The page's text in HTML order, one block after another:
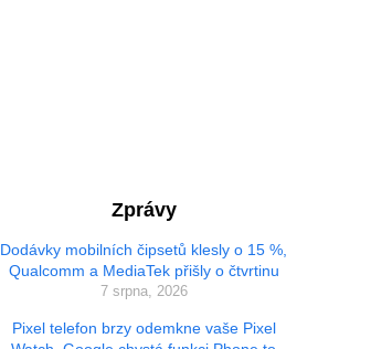
Zprávy
Dodávky mobilních čipsetů klesly o 15 %,
Qualcomm a MediaTek přišly o čtvrtinu
7 srpna, 2026
Pixel telefon brzy odemkne vaše Pixel